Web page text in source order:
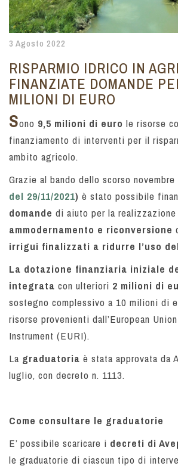
3 Agosto 2022
RISPARMIO IDRICO IN
FINANZIATE DOMANDE
MILIONI DI EURO
Sono 9,5 milioni di euro le risorse
finanziamento di interventi per il
ambito agricolo.
Grazie al bando dello scorso novembre
del 29/11/2021) è stato possibile
domande di aiuto per la
ammodernamento e riconversione
irrigui finalizzati a ridurre l’uso
La dotazione finanziaria iniziale
integrata con ulteriori 2 milioni di
sostegno complessivo a 10 milioni di
risorse provenienti dall’European
Instrument (EURI).
La graduatoria è stata approvata da
luglio, con decreto n. 1113.
Come consultare le graduatorie
E’ possibile scaricare i decreti di
le graduatorie di ciascun tipo di